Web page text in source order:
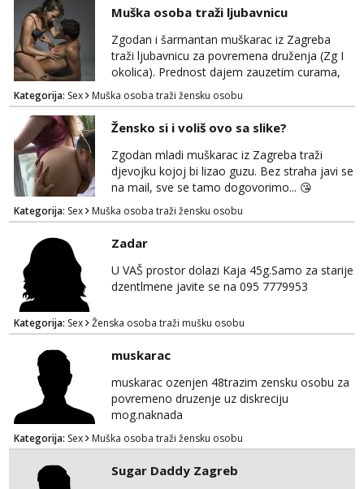
Muška osoba traži ljubavnicu
Zgodan i šarmantan muškarac iz Zagreba
traži ljubavnicu za povremena druženja (Zg I
okolica). Prednost dajem zauzetim curama,
jer vjerujem da im je diskrecija jako bitna kao
i meni. Javite se na mail gdje možemo
započeti razgovor... 💋
Kategorija: Sex Muška osoba traži žensku osobu
Žensko si i voliš ovo sa slike?
Zgodan mladi muškarac iz Zagreba traži
djevojku kojoj bi lizao guzu. Bez straha javi se
na mail, sve se tamo dogovorimo... 😘
Kategorija: Sex Muška osoba traži žensku osobu
Zadar
U VAŠ prostor dolazi Kaja 45g.Samo za starije
dzentlmene javite se na 095 7779953
Kategorija: Sex Ženska osoba traži mušku osobu
muskarac
muskarac ozenjen 48trazim zensku osobu za
povremeno druzenje uz diskreciju
mog.naknada
Kategorija: Sex Muška osoba traži žensku osobu
Sugar Daddy Zagreb